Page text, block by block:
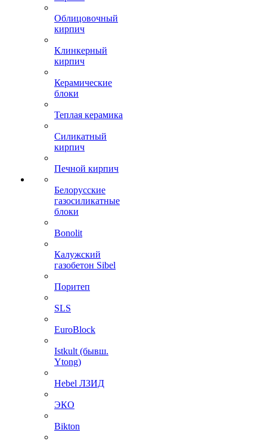
Облицовочный
кирпич
Клинкерный
кирпич
Керамические
блоки
Теплая керамика
Силикатный
кирпич
Печной кирпич
Белорусские
газосиликатные
блоки
Bonolit
Калужский
газобетон Sibel
Поритеп
SLS
EuroBlock
Istkult (бывш.
Ytong)
Hebel ЛЗИД
ЭКО
Bikton